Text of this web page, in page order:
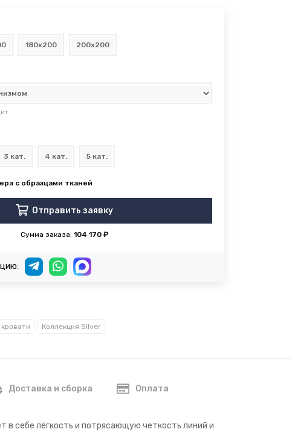
180x200 200x200
3 кат. 4 кат. 5 кат.
Отправить заявку
Сумма заказа: 104 170 ₽
Коллекция Silver
Доставка и сборка Оплата
в себе лёгкость и потрясающую четкость линий и